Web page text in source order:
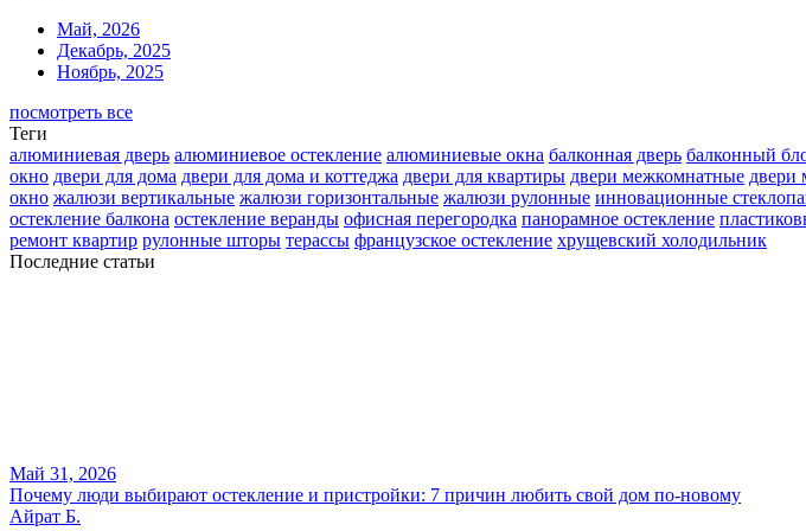
Май, 2026
Декабрь, 2025
Ноябрь, 2025
посмотреть все
Теги
алюминиевая дверь алюминиевое остекление алюминиевые окна балконная дверь балконный
окно двери для дома двери для дома и коттеджа двери для квартиры двери межкомнатные двери
окно жалюзи вертикальные жалюзи горизонтальные жалюзи рулонные инновационные
остекление балкона остекление веранды офисная перегородка панорамное остекление
ремонт квартир рулонные шторы терассы французское остекление хрущевский холодильник
Последние статьи
Май 31, 2026
Почему люди выбирают остекление и пристройки: 7 причин любить свой дом по-новому
Айрат Б.